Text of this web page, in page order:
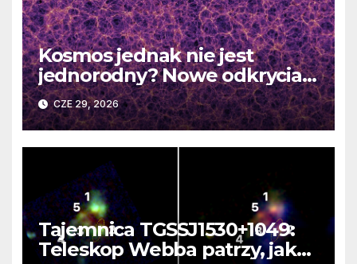
Kosmos jednak nie jest
jednorodny? Nowe odkrycia
DESI burzą fundamentalne
zasady kosmologii
CZE 29, 2026
Tajemnica TGSSJ1530+1049:
Teleskop Webba patrzy, jak